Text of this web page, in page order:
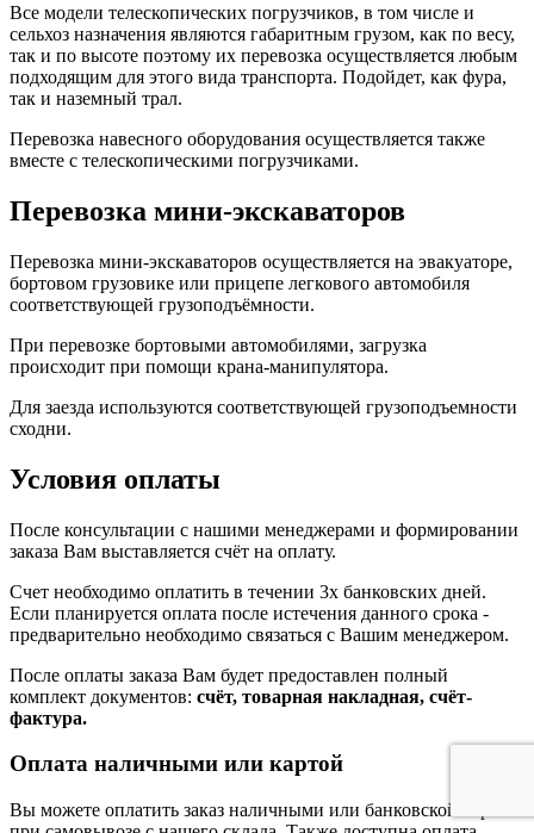
Все модели телескопических погрузчиков, в том числе и
сельхоз назначения являются габаритным грузом, как по весу,
так и по высоте поэтому их перевозка осуществляется любым
подходящим для этого вида транспорта. Подойдет, как фура,
так и наземный трал.
Перевозка навесного оборудования осуществляется также
вместе с телескопическими погрузчиками.
Перевозка мини-экскаваторов
Перевозка мини-экскаваторов осуществляется на эвакуаторе,
бортовом грузовике или прицепе легкового автомобиля
соответствующей грузоподъёмности.
При перевозке бортовыми автомобилями, загрузка
происходит при помощи крана-манипулятора.
Для заезда используются соответствующей грузоподъемности
сходни.
Условия оплаты
После консультации с нашими менеджерами и формировании
заказа Вам выставляется счёт на оплату.
Счет необходимо оплатить в течении 3х банковских дней.
Если планируется оплата после истечения данного срока -
предварительно необходимо связаться с Вашим менеджером.
После оплаты заказа Вам будет предоставлен полный
комплект документов: счёт, товарная накладная, счёт-
фактура.
Оплата наличными или картой
Вы можете оплатить заказ наличными или банковской картой